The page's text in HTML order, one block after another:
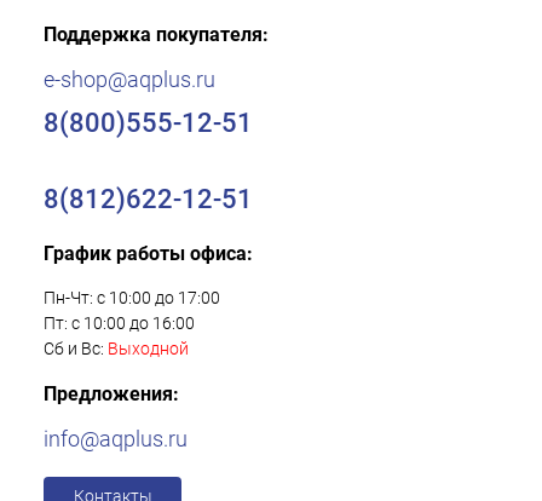
Поддержка покупателя:
e-shop@aqplus.ru
8(800)555-12-51
8(812)622-12-51
График работы офиса:
Пн-Чт: с 10:00 до 17:00
Пт: с 10:00 до 16:00
Сб и Вс: Выходной
Предложения:
info@aqplus.ru
Контакты